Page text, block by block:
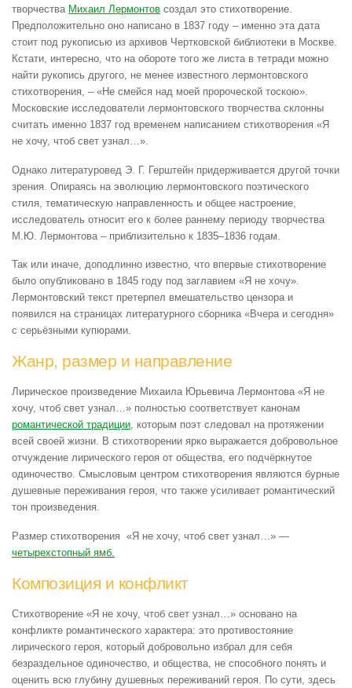
творчества Михаил Лермонтов создал это стихотворение.
Предположительно оно написано в 1837 году – именно эта дата
стоит под рукописью из архивов Чертковской библиотеки в Москве.
Кстати, интересно, что на обороте того же листа в тетради можно
найти рукопись другого, не менее известного лермонтовского
стихотворения, – «Не смейся над моей пророческой тоскою».
Московские исследователи лермонтовского творчества склонны
считать именно 1837 год временем написанием стихотворения «Я
не хочу, чтоб свет узнал…».
Однако литературовед Э. Г. Герштейн придерживается другой точки
зрения. Опираясь на эволюцию лермонтовского поэтического
стиля, тематическую направленность и общее настроение,
исследователь относит его к более раннему периоду творчества
М.Ю. Лермонтова – приблизительно к 1835–1836 годам.
Так или иначе, доподлинно известно, что впервые стихотворение
было опубликовано в 1845 году под заглавием «Я не хочу».
Лермонтовский текст претерпел вмешательство цензора и
появился на страницах литературного сборника «Вчера и сегодня»
с серьёзными купюрами.
Жанр, размер и направление
Лирическое произведение Михаила Юрьевича Лермонтова «Я не
хочу, чтоб свет узнал…» полностью соответствует канонам
романтической традиции, которым поэт следовал на протяжении
всей своей жизни. В стихотворении ярко выражается добровольное
отчуждение лирического героя от общества, его подчёркнутое
одиночество. Смысловым центром стихотворения являются бурные
душевные переживания героя, что также усиливает романтический
тон произведения.
Размер стихотворения «Я не хочу, чтоб свет узнал…» —
четырехстопный ямб.
Композиция и конфликт
Стихотворение «Я не хочу, чтоб свет узнал…» основано на
конфликте романтического характера: это противостояние
лирического героя, который добровольно избрал для себя
безраздельное одиночество, и общества, не способного понять и
оценить всю глубину душевных переживаний героя. По сути, здесь